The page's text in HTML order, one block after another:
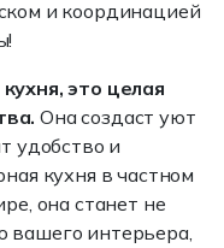
и координацией
это целая
Она создаст уют
удобство и
кухня в частном
она станет не
вашего интерьера,